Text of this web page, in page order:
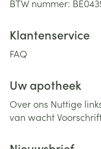
BTW nummer:
Klantenservice
FAQ
Uw apotheek
Over ons Nuttige
van wacht